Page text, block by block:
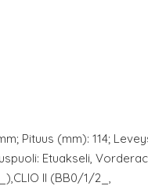
Pituus (mm): 114;
Etuakseli,
II (BB0/1/2_,